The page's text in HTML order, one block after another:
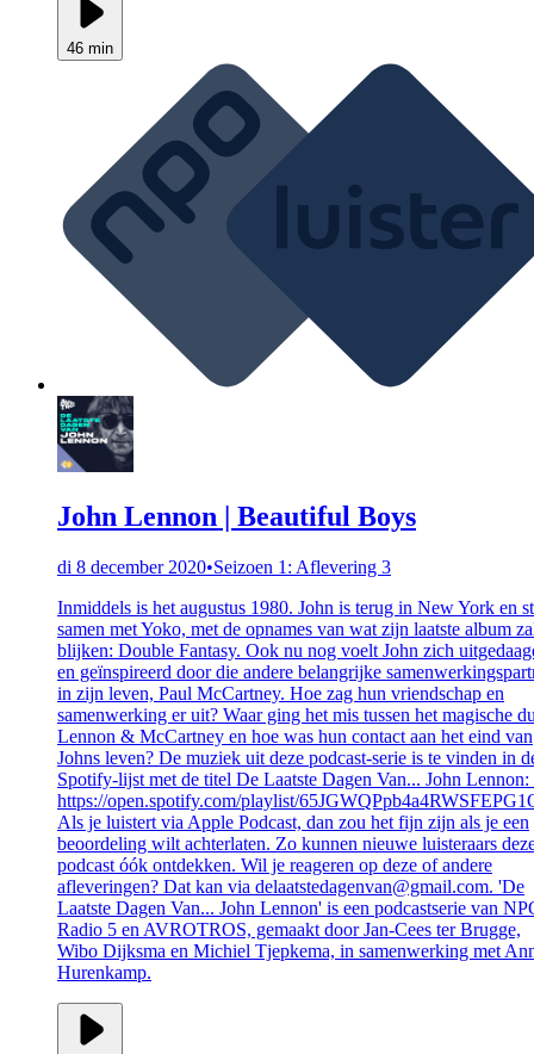
46 min
John Lennon | Beautiful Boys
di 8 december 2020•Seizoen 1: Aflevering 3
Inmiddels is het augustus 1980. John is terug in New York en
samen met Yoko, met de opnames van wat zijn laatste album
blijken: Double Fantasy. Ook nu nog voelt John zich
en geïnspireerd door die andere belangrijke
in zijn leven, Paul McCartney. Hoe zag hun vriendschap en
samenwerking er uit? Waar ging het mis tussen het magische
Lennon & McCartney en hoe was hun contact aan het eind van
Johns leven? De muziek uit deze podcast-serie is te vinden in
Spotify-lijst met de titel De Laatste Dagen Van... John Lennon:
https://open.spotify.com/playlist/
Als je luistert via Apple Podcast, dan zou het fijn zijn als je een
beoordeling wilt achterlaten. Zo kunnen nieuwe luisteraars
podcast óók ontdekken. Wil je reageren op deze of andere
afleveringen? Dat kan via delaatstedagenvan@gmail.com. 'De
Laatste Dagen Van... John Lennon' is een podcastserie van
Radio 5 en AVROTROS, gemaakt door Jan-Cees ter Brugge,
Wibo Dijksma en Michiel Tjepkema, in samenwerking met
Hurenkamp.